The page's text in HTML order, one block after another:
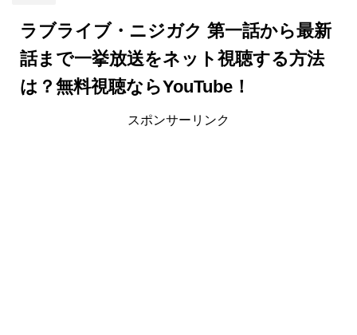
ラブライブ・ニジガク 第一話から最新
話まで一挙放送をネット視聴する方法
は？無料視聴ならYouTube！
スポンサーリンク